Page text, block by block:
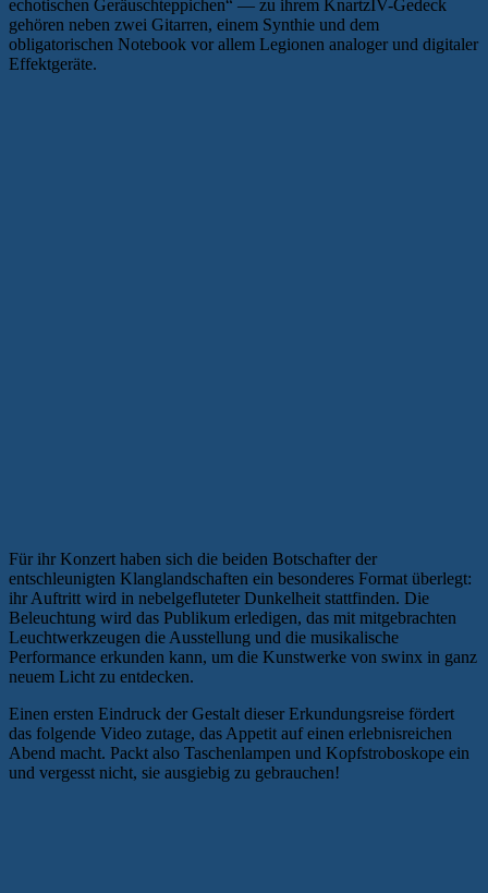
echotischen Geräuschteppichen“ — zu ihrem KnartzIV-Gedeck
gehören neben zwei Gitarren, einem Synthie und dem
obligatorischen Notebook vor allem Legionen analoger und digitaler
Effektgeräte.
Für ihr Konzert haben sich die beiden Botschafter der
entschleunigten Klanglandschaften ein besonderes Format überlegt:
ihr Auftritt wird in nebelgefluteter Dunkelheit stattfinden. Die
Beleuchtung wird das Publikum erledigen, das mit mitgebrachten
Leuchtwerkzeugen die Ausstellung und die musikalische
Performance erkunden kann, um die Kunstwerke von swinx in ganz
neuem Licht zu entdecken.
Einen ersten Eindruck der Gestalt dieser Erkundungsreise fördert
das folgende Video zutage, das Appetit auf einen erlebnisreichen
Abend macht. Packt also Taschenlampen und Kopfstroboskope ein
und vergesst nicht, sie ausgiebig zu gebrauchen!